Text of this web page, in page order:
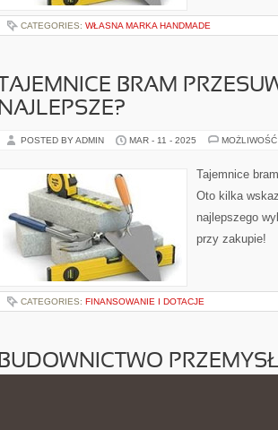
CATEGORIES: WŁASNA MARKA HANDMADE
TAJEMNICE BRAM
NAJLEPSZE?
POSTED BY ADMIN MAR - 11 - 2025
Tajemnice
Oto kilka
najlepszego
przy zakupie!
CATEGORIES: FINANSOWANIE I DOTACJE
BUDOWNICTWO